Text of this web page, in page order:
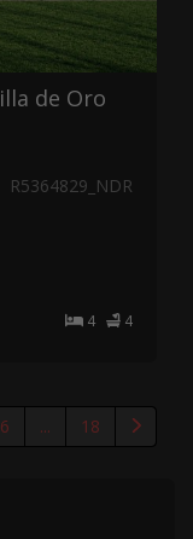
de Oro
R5364829_NDR
4 4
6 ... 18